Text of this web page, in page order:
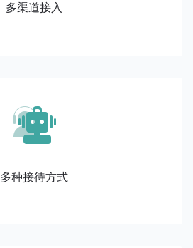
多渠道接入
多种接待方式